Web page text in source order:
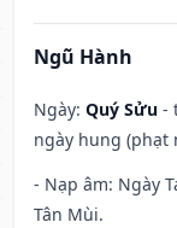
Ngũ Hành
Ngày: Quý Sửu -
ngày hung (phạt
- Nạp âm: Ngày
Tân Mùi.